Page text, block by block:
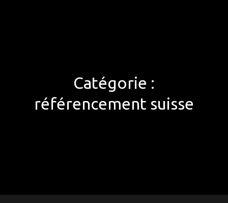
Catégorie :
référencement suisse